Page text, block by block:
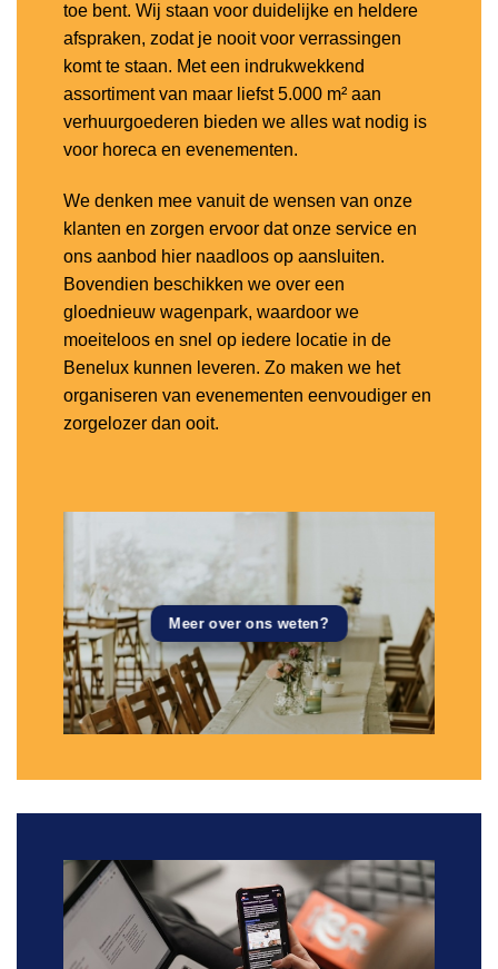
toe bent. Wij staan voor duidelijke en heldere
afspraken, zodat je nooit voor verrassingen
komt te staan. Met een indrukwekkend
assortiment van maar liefst 5.000 m² aan
verhuurgoederen bieden we alles wat nodig is
voor horeca en evenementen.
We denken mee vanuit de wensen van onze
klanten en zorgen ervoor dat onze service en
ons aanbod hier naadloos op aansluiten.
Bovendien beschikken we over een
gloednieuw wagenpark, waardoor we
moeiteloos en snel op iedere locatie in de
Benelux kunnen leveren. Zo maken we het
organiseren van evenementen eenvoudiger en
zorgelozer dan ooit.
Meer over ons weten?